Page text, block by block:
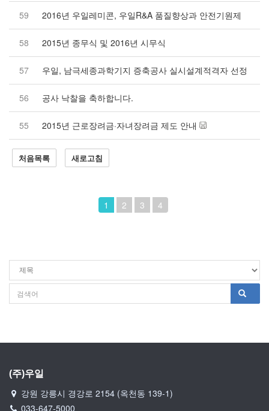
59 2016년 우일레미콘, 우일R&A 품질향상과 안전기원제
58 2015년 종무식 및 2016년 시무식
57 우일, 남극세종과학기지 증축공사 실시설계적격자 선정
56 공사 낙찰을 축하합니다.
55 2015년 근로장려금·자녀장려금 제도 안내
처음목록 새로고침
1 2 3 4
(주)우일
강원 강릉시 경강로 2154 (옥천동 139-1)
033-647-5000